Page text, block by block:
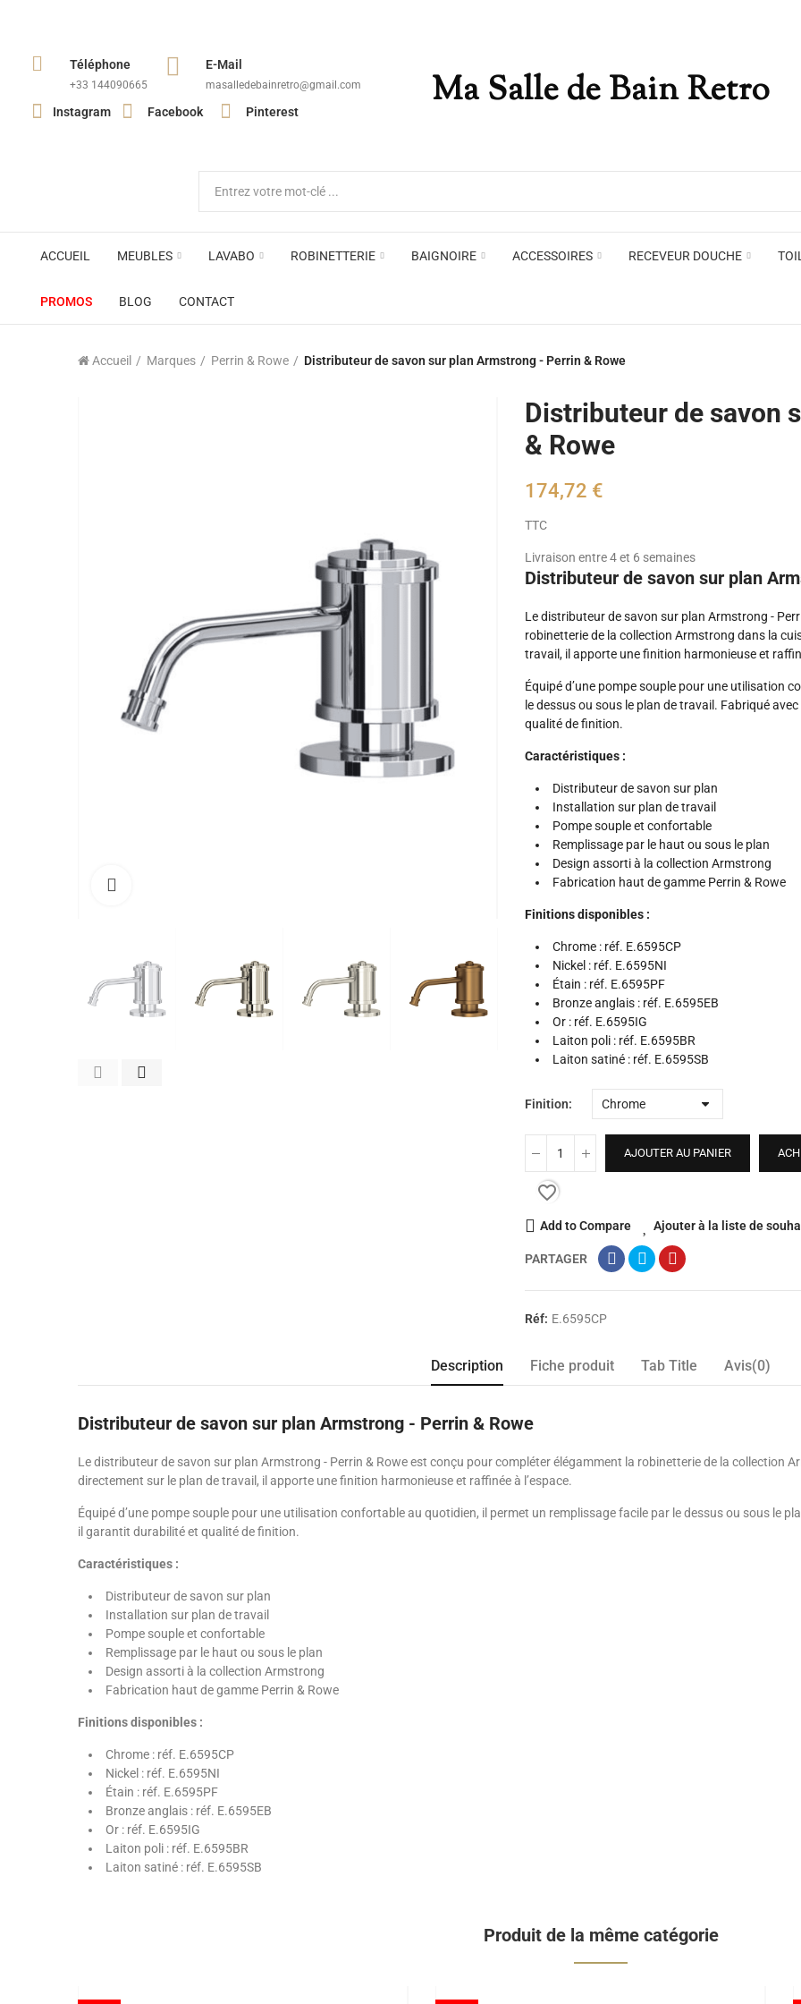
Téléphone
+33 144090665​
E-Mail
masalledebainretro@gmail.com
Instagram Facebook Pinterest Ma Salle de Bain Retro
ACCUEIL MEUBLES LAVABO ROBINETTERIE BAIGNOIRE ACCESSOIRES RECEVEUR DOUCHE
Plafonniers , spots et pendants
Voir toute la marque →
PROMOS BLOG CONTACT
Appliques murales
Accueil Marques Perrin & Rowe Distributeur de savon sur plan Armstrong - Perrin & Rowe
Distributeur de savon
& Rowe
174,72 €
TTC
Livraison entre 4 et 6 semaines
Distributeur de savon sur plan
Le distributeur de savon sur plan Armstrong -
robinetterie de la collection Armstrong dans la
travail, il apporte une finition harmonieuse et
Équipé d’une pompe souple pour une utilisation
le dessus ou sous le plan de travail. Fabriqué
qualité de finition.
Caractéristiques :
Distributeur de savon sur plan
Installation sur plan de travail
Pompe souple et confortable
Remplissage par le haut ou sous le plan
Design assorti à la collection Armstrong
Fabrication haut de gamme Perrin & Rowe
Finitions disponibles :
Chrome : réf. E.6595CP
Nickel : réf. E.6595NI
Étain : réf. E.6595PF
Bronze anglais : réf. E.6595EB
Or : réf. E.6595IG
Laiton poli : réf. E.6595BR
Laiton satiné : réf. E.6595SB
Finition
AJOUTER AU PANIER
favorite_border
Add to Compare Ajouter à la liste de
PARTAGER
Réf: E.6595CP
Description Fiche produit Tab Title Avis(0)
Distributeur de savon sur plan Armstrong - Perrin & Rowe
Le distributeur de savon sur plan Armstrong - Perrin & Rowe est conçu pour compléter élégamment la robinetterie de la collection
directement sur le plan de travail, il apporte une finition harmonieuse et raffinée à l’espace.
Équipé d’une pompe souple pour une utilisation confortable au quotidien, il permet un remplissage facile par le dessus ou sous le
il garantit durabilité et qualité de finition.
Caractéristiques :
Distributeur de savon sur plan
Installation sur plan de travail
Pompe souple et confortable
Remplissage par le haut ou sous le plan
Design assorti à la collection Armstrong
Fabrication haut de gamme Perrin & Rowe
Finitions disponibles :
Chrome : réf. E.6595CP
Nickel : réf. E.6595NI
Étain : réf. E.6595PF
Bronze anglais : réf. E.6595EB
Or : réf. E.6595IG
Laiton poli : réf. E.6595BR
Laiton satiné : réf. E.6595SB
Produit de la même catégorie